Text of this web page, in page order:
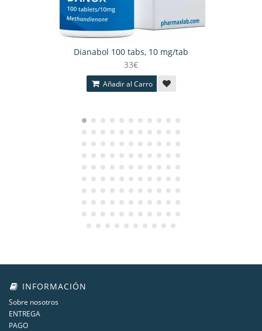
Dianabol 100 tabs, 10 mg/tab
33€
Añadir al Carro
INFORMACIÓN
Sobre nosotros
ENTREGA
PAGO